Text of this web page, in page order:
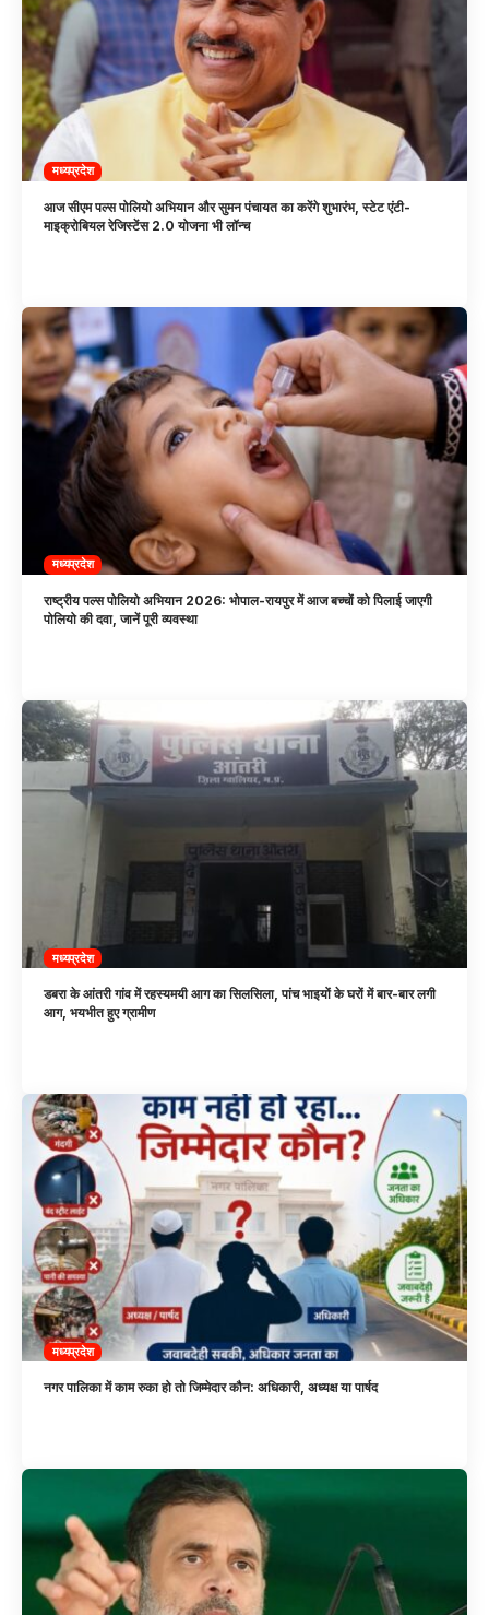
मध्यप्रदेश
आज सीएम पल्स पोलियो अभियान और सुमन पंचायत का करेंगे शुभारंभ, स्टेट एंटी-
माइक्रोबियल रेजिस्टेंस 2.0 योजना भी लॉन्च
मध्यप्रदेश
राष्ट्रीय पल्स पोलियो अभियान 2026: भोपाल-रायपुर में आज बच्चों को पिलाई जाएगी
पोलियो की दवा, जानें पूरी व्यवस्था
मध्यप्रदेश
डबरा के आंतरी गांव में रहस्यमयी आग का सिलसिला, पांच भाइयों के घरों में बार-बार लगी
आग, भयभीत हुए ग्रामीण
मध्यप्रदेश
नगर पालिका में काम रुका हो तो जिम्मेदार कौन: अधिकारी, अध्यक्ष या पार्षद